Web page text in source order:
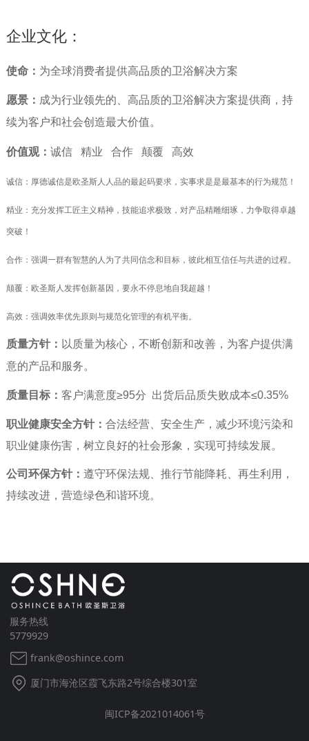
企业文化：
使命： 为全球消费者提供高品质的卫浴解决方案
愿景： 成为行业领先的、高品质的卫浴解决方案提供商，持
续为客户和社会创造最大价值。
价值观： 诚信 精业 合作 颠覆 高效
诚信： 厚德诚信是欧圣斯人人品的最起码要求，实事求是是最基本的行为规范！
精业： 充分发挥工匠主义精神，技能追求极致，对产品精雕细琢，力争取得卓越
突破！
合作： 强调一群有智慧的人为了共同信念和目标，彼此相互信任与共进的过程。
颠覆： 欧圣斯人发挥创新基因，要永不停息地自我超越！
高效： 强调效率优先原则与规范化管理的有机平衡。
质量方针： 以质量为核心，不断创新和改善，为客户提供满
意的产品和服务。
质量目标： 客户满意度≥95分 出货后品质失败成本≤0.35%
职业健康安全方针： 合法经营、安全生产，减少环境污染和
职业健康伤害，树立良好的社会形象，实现可持续发展。
公司环保方针： 遵守环保法规、推行节能降耗、再生利用，
持续改进，营造绿色和谐环境。
服务热线
5779929
frank@oshince.com
厦门市海沧区霞飞东路2号综合楼301室
闽ICP备2021014061号